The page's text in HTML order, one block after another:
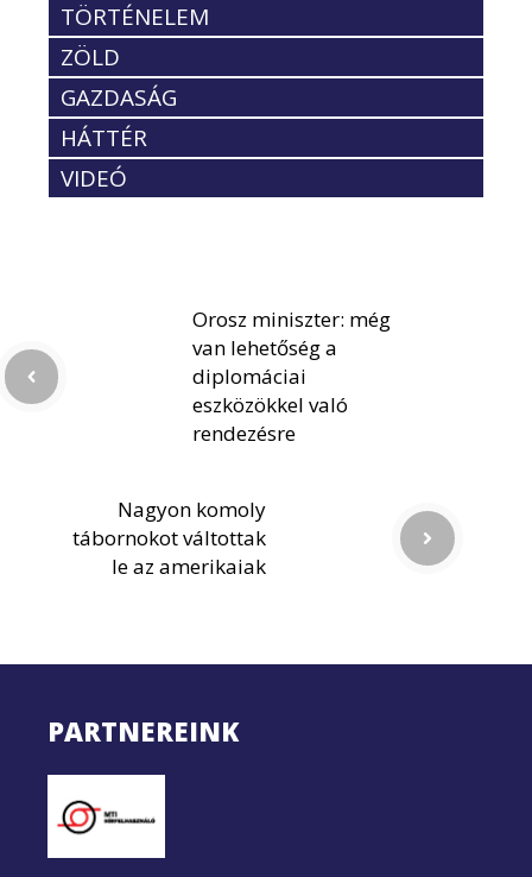
TÖRTÉNELEM
ZÖLD
GAZDASÁG
HÁTTÉR
VIDEÓ
Orosz miniszter: még
van lehetőség a
diplomáciai
eszközökkel való
rendezésre
Nagyon komoly
tábornokot váltottak
le az amerikaiak
PARTNEREINK